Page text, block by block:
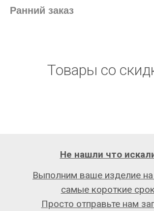
Ранний заказ
Товары со
Выполним ваше изделие на
самые короткие
Просто отправьте нам
Не нашли что